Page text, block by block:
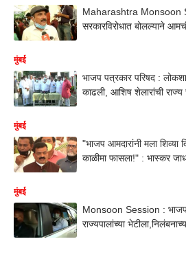
Maharashtra Monsoon
सरकारविरोधात बोलल्याने
मुंबई
भाजप पत्रकार परिषद :
काढली, आशिष शेलारांची राज्य
मुंबई
"भाजप आमदारांनी मला शिव्या
काळीमा फासला!" : भास्कर
मुंबई
Monsoon Session :
राज्यपालांच्या